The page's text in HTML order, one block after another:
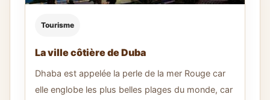
Tourisme
La ville côtière de Duba
Dhaba est appelée la perle de la mer Rouge car
elle englobe les plus belles plages du monde, car